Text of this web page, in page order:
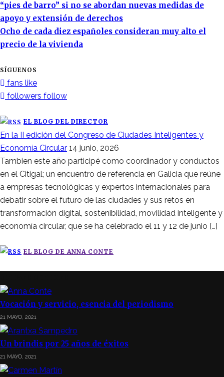
“pies de barro” si no se abordan nuevas medidas de
apoyo y extensión de derechos
Ocho de cada diez españoles consideran muy alto el
precio de la vivienda
SÍGUENOS
fans like
followers follow
EL BLOG DEL DIRECTOR
En la II edición del Congreso de Ciudades Inteligentes y
Economía Circular 14 junio, 2026
Tambien este año participé como coordinador y conductos
en el Citigal; un encuentro de referencia en Galicia que reúne
a empresas tecnológicas y expertos internacionales para
debatir sobre el futuro de las ciudades y sus retos en
transformación digital, sostenibilidad, movilidad inteligente y
economía circular, que se ha celebrado el 11 y 12 de junio […]
EL BLOG DE ANNA CONTE
Vocación y servicio, esencia del periodismo
21 MAYO, 2021
Un brindis por 25 años de éxitos
21 MAYO, 2021